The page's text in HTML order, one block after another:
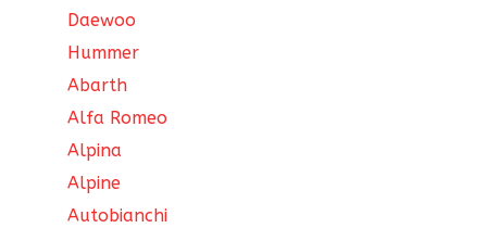
Daewoo
Hummer
Abarth
Alfa Romeo
Alpina
Alpine
Autobianchi